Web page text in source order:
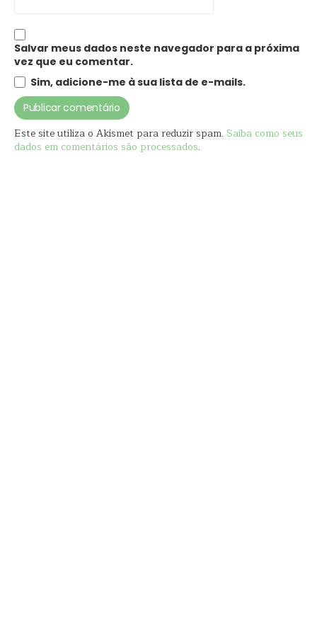
Salvar meus dados neste navegador para a próxima
vez que eu comentar.
Sim, adicione-me à sua lista de e-mails.
Este site utiliza o Akismet para reduzir spam. Saiba como seus
dados em comentários são processados.